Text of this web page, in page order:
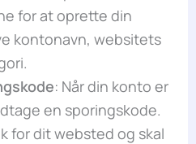
for at oprette din
kontonavn, websitets
: Når din konto er
en sporingskode.
for dit websted og skal